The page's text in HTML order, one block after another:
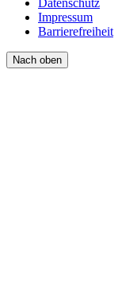
Datenschutz
Impressum
Barrierefreiheit
Nach oben